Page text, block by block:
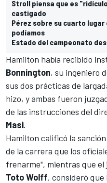
Stroll piensa que es
castigado
Pérez sobre su cuarto lugar
podíamos
Estado del campeonato
Hamilton había recibido
Bonnington, su ingeniero
sus dos prácticas de
hizo, y ambas fueron
de las instrucciones del
Masi.
Hamilton calificó la
de la carrera que los
frenarme", mientras que el
Toto Wolff, consideró que